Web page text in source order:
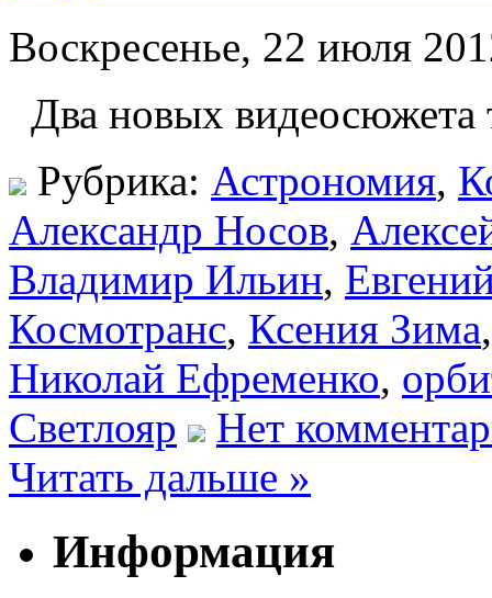
Воскресенье, 22 июля
Два новых видеосюжета
Рубрика: Астрономия,
Александр Носов,
Владимир Ильин,
Космотранс, Ксения Зима
Николай Ефременко,
Светлояр
Нет
Читать дальше »
Информация